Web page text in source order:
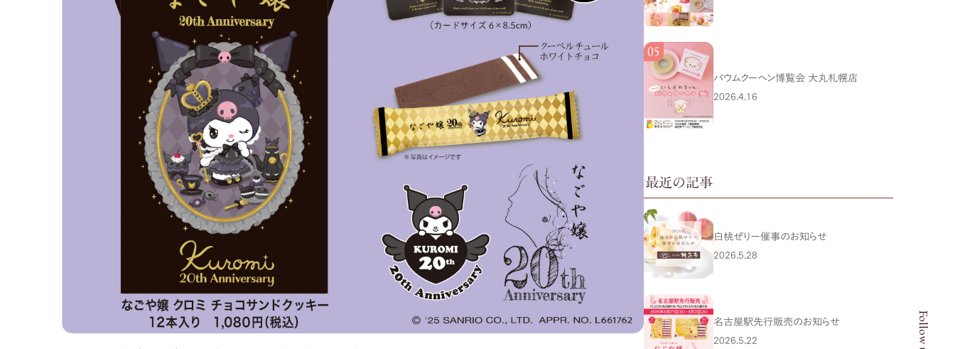
Follow us
バウムクーヘン博覧会 大丸札幌店
2026.4.16
最近の記事
白桃ぜりー催事のお知らせ
2026.5.28
名古屋駅先行販売のお知らせ
2026.5.22